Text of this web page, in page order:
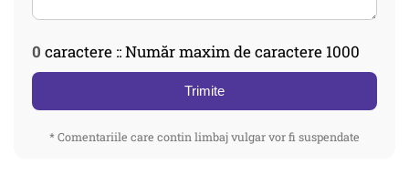
0 caractere :: Număr maxim de caractere 1000
Trimite
* Comentariile care contin limbaj vulgar vor fi suspendate